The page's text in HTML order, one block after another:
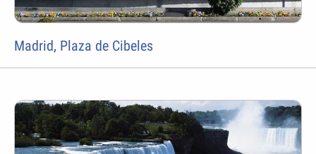
Madrid, Plaza de Cibeles